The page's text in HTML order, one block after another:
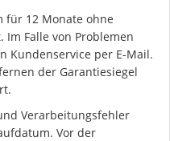
für 12 Monate ohne
Falle von Problemen
Kundenservice per E-Mail.
der Garantiesiegel
Verarbeitungsfehler
Vor der